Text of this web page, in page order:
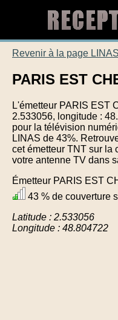
Revenir à la page LINAS
PARIS EST
L'émetteur PARIS EST
2.533056, longitude :
pour la télévision
LINAS de 43%.
cet émetteur TNT sur la
votre antenne TV dans
Émetteur PARIS EST
43 % de couverture
Latitude : 2.533056
Longitude : 48.804722